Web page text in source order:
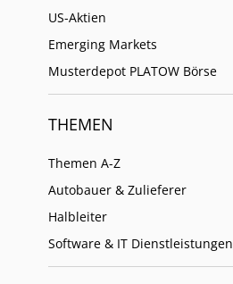
US-Aktien
Emerging Markets
Musterdepot PLATOW Börse
THEMEN
Themen A-Z
Autobauer & Zulieferer
Halbleiter
Software & IT Dienstleistungen